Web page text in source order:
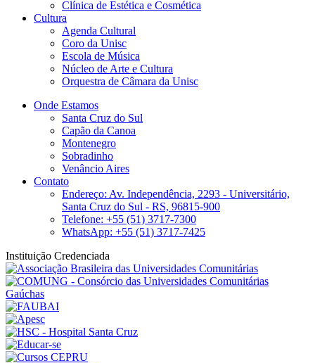
Clínica de Estética e Cosmética
Cultura
Agenda Cultural
Coro da Unisc
Escola de Música
Núcleo de Arte e Cultura
Orquestra de Câmara da Unisc
Onde Estamos
Santa Cruz do Sul
Capão da Canoa
Montenegro
Sobradinho
Venâncio Aires
Contato
Endereço: Av. Independência, 2293 - Universitário,
Santa Cruz do Sul - RS, 96815-900
Telefone: +55 (51) 3717-7300
WhatsApp: +55 (51) 3717-7425
Instituição Credenciada